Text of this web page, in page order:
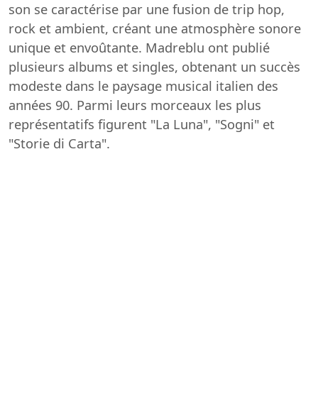
son se caractérise par une fusion de trip hop,
rock et ambient, créant une atmosphère sonore
unique et envoûtante. Madreblu ont publié
plusieurs albums et singles, obtenant un succès
modeste dans le paysage musical italien des
années 90. Parmi leurs morceaux les plus
représentatifs figurent "La Luna", "Sogni" et
"Storie di Carta".